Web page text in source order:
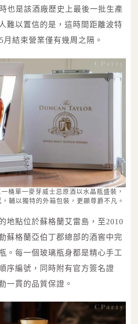
也是該酒廠歷史上最後一批生產
難以置信的是，這時間距離波特
月結束營業僅有幾周之隔。
桶單一麥芽威士忌原酒以水晶瓶盛裝，
輔以獨特的外箱包裝，更顯尊爵不凡。
地點位於蘇格蘭艾雷島，至2010
蘇格蘭亞伯丁郡總部的酒窖中完
。每一個玻璃瓶身都是精心手工
序編號，同時附有官方簽名證
一貫的品質保證。